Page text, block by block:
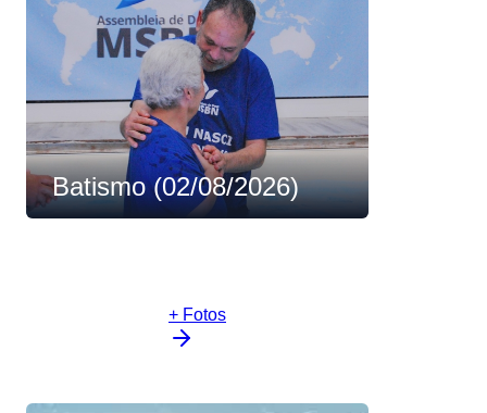
Batismo (02/08/2026)
+ Fotos